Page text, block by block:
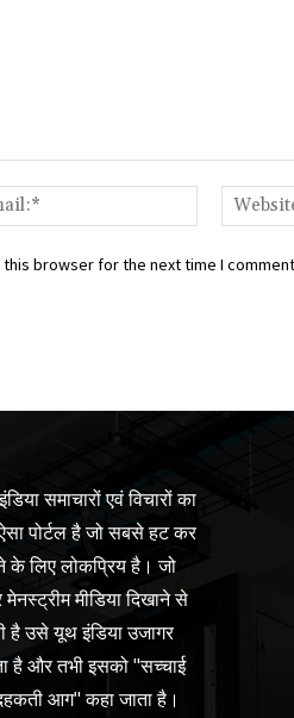
Email:*
browser for the next time I
समाचारों एवं विचारों का
पोर्टल है जो सबसे हट कर
के लिए लोकप्रिय है। जो
मीडिया दिखाने से
है उसे यूथ इंडिया उजागर
है और तभी इसको "सच्चाई
आग" कहा जाता है।